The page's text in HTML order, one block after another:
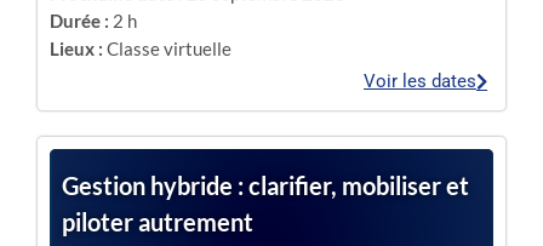
Durée : 2 h
Lieux : Classe virtuelle
Voir les dates
Gestion hybride : clarifier, mobiliser et
piloter autrement